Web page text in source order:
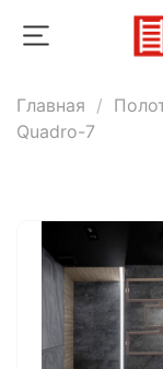
Главная
Quadro-7